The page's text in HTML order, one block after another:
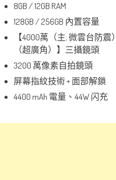
8GB / 12GB RAM
128GB / 256GB 內置容量
【4000萬（主; 微雲台防震
（超廣角）】三攝鏡頭
3200 萬像素自拍鏡頭
屏幕指紋技術 + 面部解鎖
4400 mAh 電量、44W 闪充